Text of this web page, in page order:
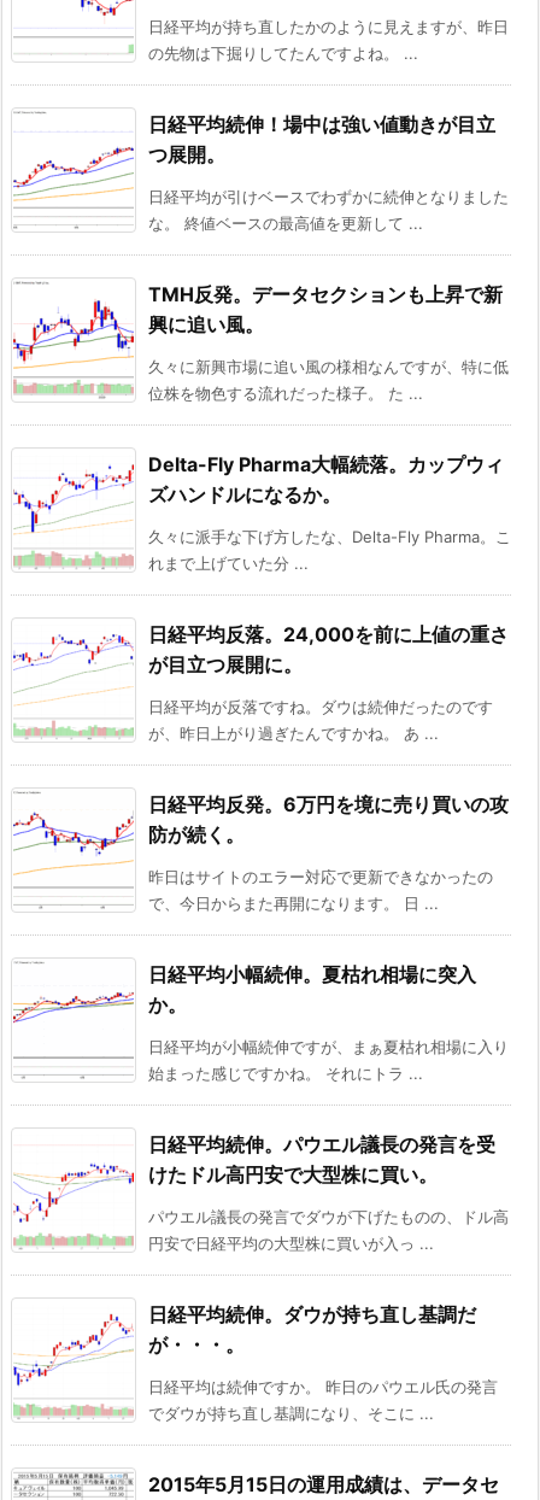
日経平均が持ち直したかのように見えますが、昨日
の先物は下掘りしてたんですよね。 ...
日経平均続伸！場中は強い値動きが目立
つ展開。
日経平均が引けベースでわずかに続伸となりました
な。 終値ベースの最高値を更新して ...
TMH反発。データセクションも上昇で新
興に追い風。
久々に新興市場に追い風の様相なんですが、特に低
位株を物色する流れだった様子。 た ...
Delta-Fly Pharma大幅続落。カップウィ
ズハンドルになるか。
久々に派手な下げ方したな、Delta-Fly Pharma。こ
れまで上げていた分 ...
日経平均反落。24,000を前に上値の重さ
が目立つ展開に。
日経平均が反落ですね。ダウは続伸だったのです
が、昨日上がり過ぎたんですかね。 あ ...
日経平均反発。6万円を境に売り買いの攻
防が続く。
昨日はサイトのエラー対応で更新できなかったの
で、今日からまた再開になります。 日 ...
日経平均小幅続伸。夏枯れ相場に突入
か。
日経平均が小幅続伸ですが、まぁ夏枯れ相場に入り
始まった感じですかね。 それにトラ ...
日経平均続伸。パウエル議長の発言を受
けたドル高円安で大型株に買い。
パウエル議長の発言でダウが下げたものの、ドル高
円安で日経平均の大型株に買いが入っ ...
日経平均続伸。ダウが持ち直し基調だ
が・・・。
日経平均は続伸ですか。 昨日のパウエル氏の発言
でダウが持ち直し基調になり、そこに ...
2015年5月15日の運用成績は、データセ